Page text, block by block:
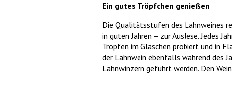
Ein gutes Tröpfchen genießen
Die Qualitätsstufen des Lahnweines
in guten Jahren – zur Auslese. Jedes
Tropfen im Gläschen probiert und in
der Lahnwein ebenfalls während des
Lahnwinzern geführt werden. Den